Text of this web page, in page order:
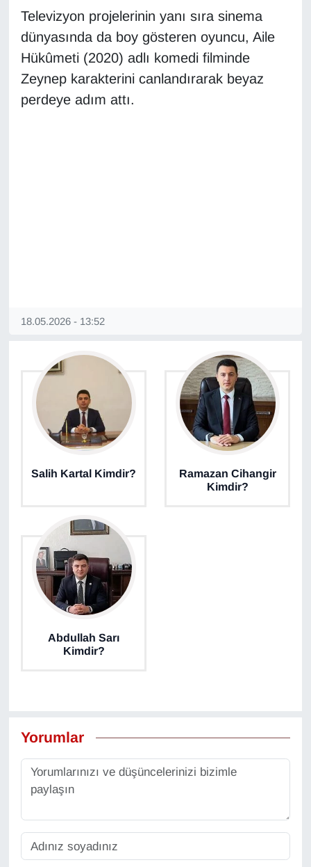
Televizyon projelerinin yanı sıra sinema
dünyasında da boy gösteren oyuncu, Aile
Hükûmeti (2020) adlı komedi filminde
Zeynep karakterini canlandırarak beyaz
perdeye adım attı.
18.05.2026 - 13:52
Salih Kartal Kimdir?
Ramazan Cihangir
Kimdir?
Abdullah Sarı
Kimdir?
Yorumlar
MEDYA
ONE EKONOMİ
POLİTİKA
SPOR
TEBRİK
TEKNOLOJİ
Turizm
VAN'DA SPOR
YAŞAM
YEREL